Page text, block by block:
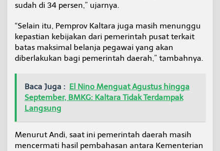
sudah di 34 persen,” ujarnya.
“Selain itu, Pemprov Kaltara juga masih menunggu
kepastian kebijakan dari pemerintah pusat terkait
batas maksimal belanja pegawai yang akan
diberlakukan bagi pemerintah daerah,” tambahnya.
Baca Juga : El Nino Menguat Agustus hingga
September, BMKG: Kaltara Tidak Terdampak
Langsung
Menurut Andi, saat ini pemerintah daerah masih
mencermati hasil pembahasan antara Kementerian